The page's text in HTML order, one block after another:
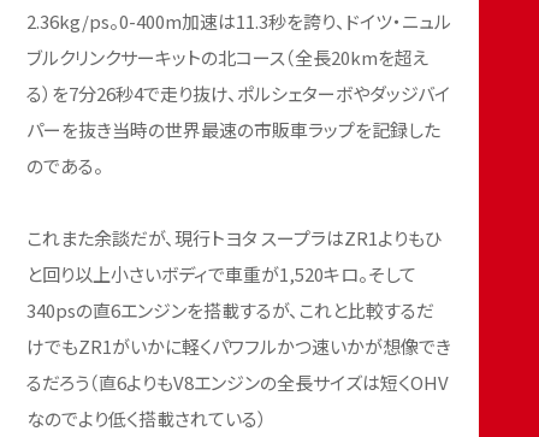
2.36kg/ps。0-400m加速は11.3秒を誇り、ドイツ・ニュル
ブルクリンクサーキットの北コース（全長20kmを超え
る）を7分26秒4で走り抜け、ポルシェターボやダッジバイ
パーを抜き当時の世界最速の市販車ラップを記録した
のである。
これまた余談だが、現行トヨタ スープラはZR1よりもひ
と回り以上小さいボディで車重が1,520キロ。そして
340psの直6エンジンを搭載するが、これと比較するだ
けでもZR1がいかに軽くパワフルかつ速いかが想像でき
るだろう（直6よりもV8エンジンの全長サイズは短くOHV
なのでより低く搭載されている）